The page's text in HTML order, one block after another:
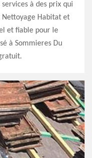
à des prix qui
Nettoyage Habitat et
et fiable pour le
à Sommieres Du